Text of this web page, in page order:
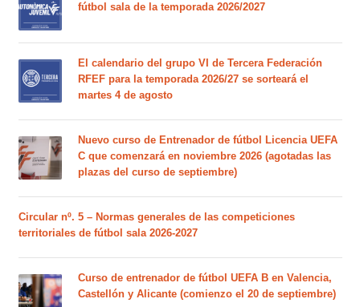
fútbol sala de la temporada 2026/2027
El calendario del grupo VI de Tercera Federación
RFEF para la temporada 2026/27 se sorteará el
martes 4 de agosto
Nuevo curso de Entrenador de fútbol Licencia UEFA
C que comenzará en noviembre 2026 (agotadas las
plazas del curso de septiembre)
Circular nº. 5 – Normas generales de las competiciones
territoriales de fútbol sala 2026-2027
Curso de entrenador de fútbol UEFA B en Valencia,
Castellón y Alicante (comienzo el 20 de septiembre)